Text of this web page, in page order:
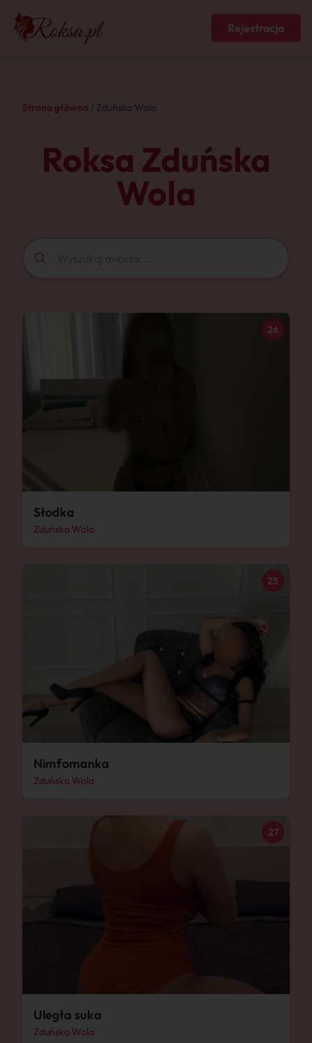
Rejestracja
Strona główna / Zduńska Wola
Roksa Zduńska
Wola
26
Słodka
Zduńska Wola
25
Nimfomanka
Zduńska Wola
27
Uległa suka
Zduńska Wola